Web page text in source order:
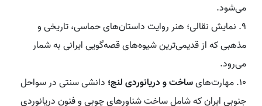
می‌شود.
۹. نمایش نقالی؛ هنر روایت داستان‌های حماسی، تاریخی و
مذهبی که از قدیمی‌ترین شیوه‌های قصه‌گویی ایرانی به شمار
می‌رود.
۱۰. مهارت‌های
ساخت و دریانوردی لنج؛ دانشی سنتی در سواحل
جنوبی ایران که شامل ساخت شناورهای چوبی و فنون دریانوردی